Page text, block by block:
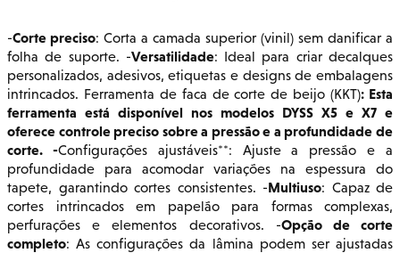
-Corte preciso: Corta a camada superior (vinil) sem danificar a
folha de suporte. -Versatilidade: Ideal para criar decalques
personalizados, adesivos, etiquetas e designs de embalagens
intrincados. Ferramenta de faca de corte de beijo (KKT): Esta
ferramenta está disponível nos modelos DYSS X5 e X7 e
oferece controle preciso sobre a pressão e a profundidade de
corte. -Configurações ajustáveis**: Ajuste a pressão e a
profundidade para acomodar variações na espessura do
tapete, garantindo cortes consistentes. -Multiuso: Capaz de
cortes intrincados em papelão para formas complexas,
perfurações e elementos decorativos. -Opção de corte
completo: As configurações da lâmina podem ser ajustadas